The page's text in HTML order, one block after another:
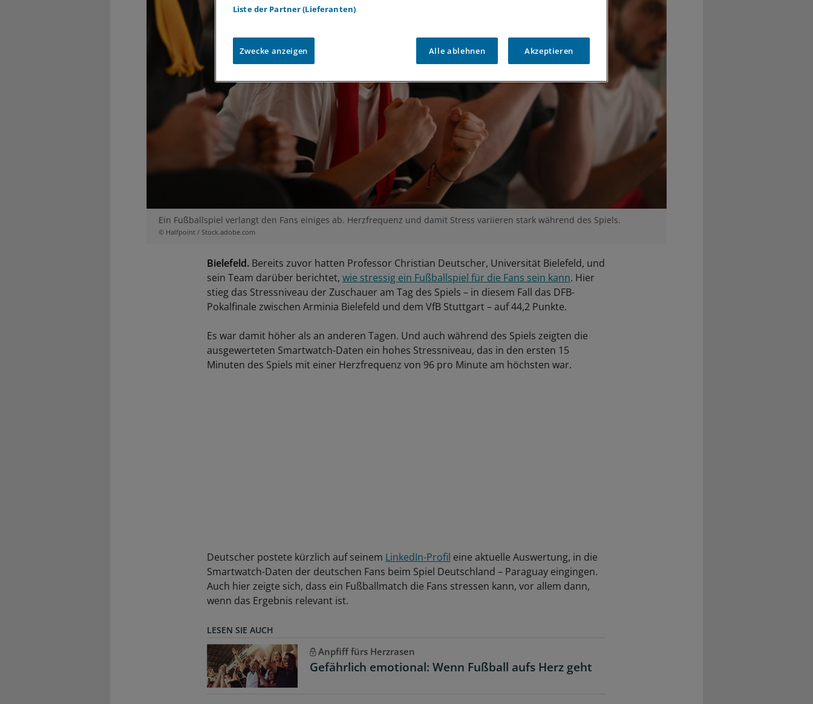
Ein Fußballspiel verlangt den Fans einiges ab. Herzfrequenz und damit Stress variieren stark während des Spiels.
© Halfpoint / Stock.adobe.com
Bielefeld. Bereits zuvor hatten Professor Christian Deutscher, Universität Bielefeld, und
sein Team darüber berichtet, wie stressig ein Fußballspiel für die Fans sein kann. Hier
stieg das Stressniveau der Zuschauer am Tag des Spiels – in diesem Fall das DFB-
Pokalfinale zwischen Arminia Bielefeld und dem VfB Stuttgart – auf 44,2 Punkte.
Es war damit höher als an anderen Tagen. Und auch während des Spiels zeigten die
ausgewerteten Smartwatch-Daten ein hohes Stressniveau, das in den ersten 15
Minuten des Spiels mit einer Herzfrequenz von 96 pro Minute am höchsten war.
Deutscher postete kürzlich auf seinem LinkedIn-Profil eine aktuelle Auswertung, in die
Smartwatch-Daten der deutschen Fans beim Spiel Deutschland – Paraguay eingingen.
Auch hier zeigte sich, dass ein Fußballmatch die Fans stressen kann, vor allem dann,
wenn das Ergebnis relevant ist.
LESEN SIE AUCH
Anpfiff fürs Herzrasen
Gefährlich emotional: Wenn Fußball aufs Herz geht
Liste der Partner (Lieferanten)
Zwecke anzeigen Alle ablehnen Akzeptieren